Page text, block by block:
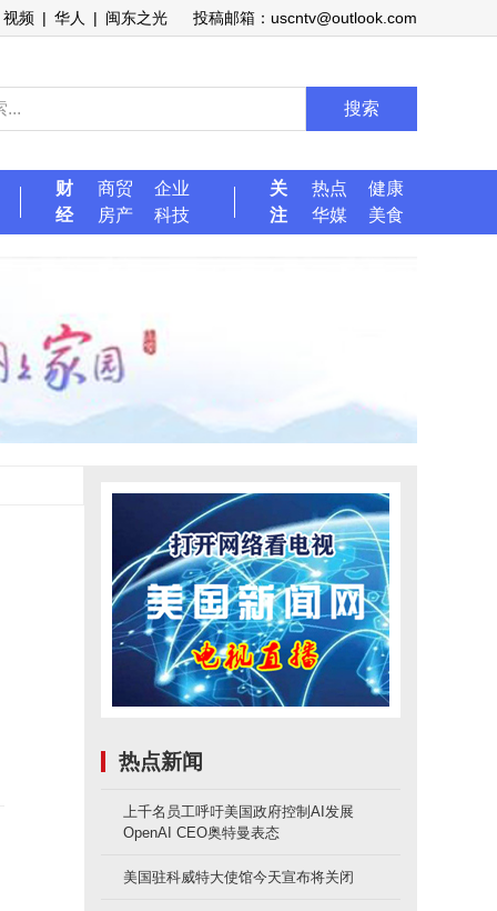
视频 | 华人 | 闽东之光 投稿邮箱：uscntv@outlook.com
搜索
财
经
商贸
企业
房产
科技
关
注
热点
健康
华媒
美食
热点新闻
上千名员工呼吁美国政府控制AI发展
OpenAI CEO奥特曼表态
美国驻科威特大使馆今天宣布将关闭